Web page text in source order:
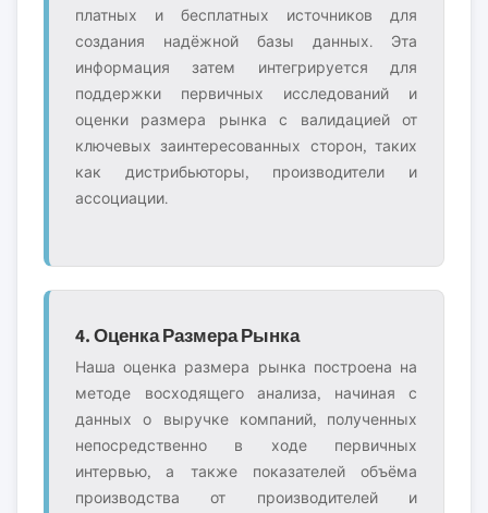
платных и бесплатных источников для
создания надёжной базы данных. Эта
информация затем интегрируется для
поддержки первичных исследований и
оценки размера рынка с валидацией от
ключевых заинтересованных сторон, таких
как дистрибьюторы, производители и
ассоциации.
4. Оценка Размера Рынка
Наша оценка размера рынка построена на
методе восходящего анализа, начиная с
данных о выручке компаний, полученных
непосредственно в ходе первичных
интервью, а также показателей объёма
производства от производителей и